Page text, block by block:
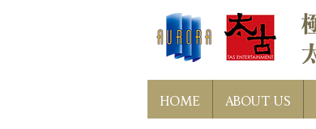
HOME ABOUT US